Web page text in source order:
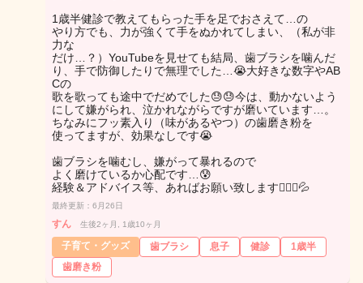
1歳半健診で教えてもらった手を足でおさえて…の
やり方でも、力が強くて手をぬかれてしまい、（私が非
力な
だけ…？）YouTubeを見せても結局、歯ブラシを噛んだ
り、手で防御したりで無理でした…😭大好きな数字やAB
Cの
歌を歌っても途中でだめでした😓😓今は、動かないよう
にして嫌がられ、泣かれながらですが磨いています…。
ちなみにフッ素入り（味があるやつ）の歯磨き粉を
使ってますが、効果なしです😭
歯ブラシを噛むし、嫌がって暴れるので
よく磨けているか心配です…😰
経験＆アドバイス等、あればお願い致します🙇🏻‍♀️💦
最終更新：6月26日
すん 生後2ヶ月, 1歳10ヶ月
子育て・グッズ 歯ブラシ 息子 健診
1歳半
歯磨き粉